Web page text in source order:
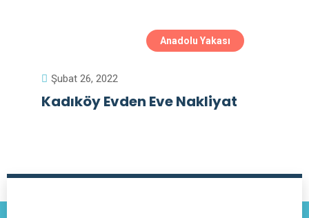
Anadolu Yakası
Şubat 26, 2022
Kadıköy Evden Eve Nakliyat